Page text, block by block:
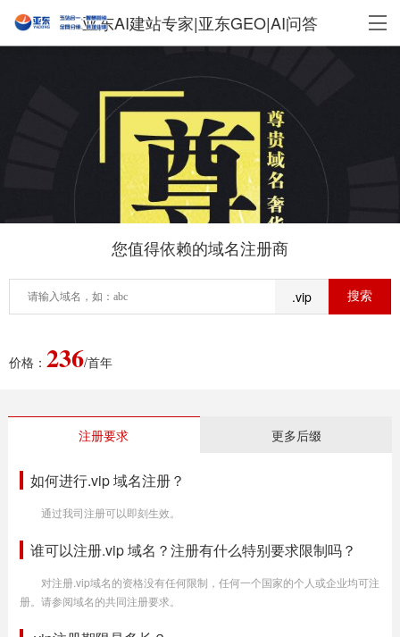
亚东AI建站专家|亚东GEO|AI问答
您值得依赖的域名注册商
.vip
价格： 236/首年
注册要求 更多后缀
如何进行.vip 域名注册？
通过我司注册可以即刻生效。
谁可以注册.vip 域名？注册有什么特别要求限制吗？
对注册.vip域名的资格没有任何限制，任何一个国家的个人或企业均可注
册。请参阅域名的共同注册要求。